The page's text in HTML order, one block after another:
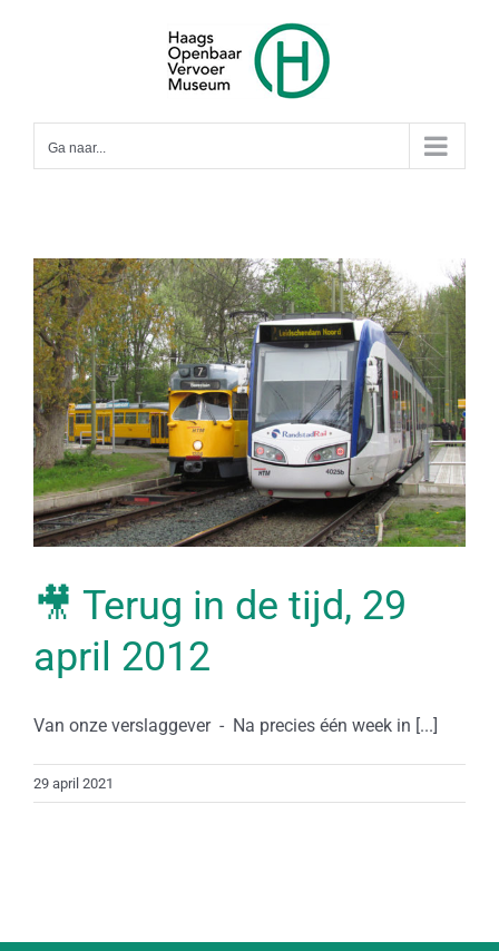
Ga naar...
🎥 Terug in de tijd, 29
april 2012
Van onze verslaggever - Na precies één week in [...]
29 april 2021